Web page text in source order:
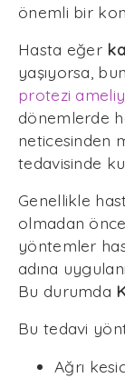
önemli bir
Hasta eğer
yaşıyorsa,
protezi
dönemlerde
neticesinden
tedavisinde
Genellikle
olmadan
yöntemler
adına
Bu durumda
Bu tedavi
Ağrı